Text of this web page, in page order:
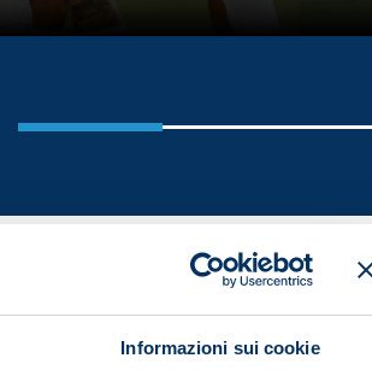
Informazioni sui cookie